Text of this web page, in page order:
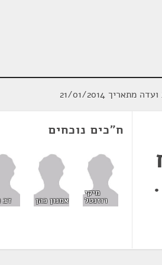
מתאריך 21/01/2014
ח"כים נוכחים
מיקי
רוזנטל אמנון כהן דב